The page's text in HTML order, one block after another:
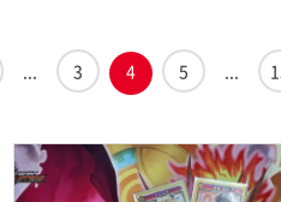
... 3 4 5 ...